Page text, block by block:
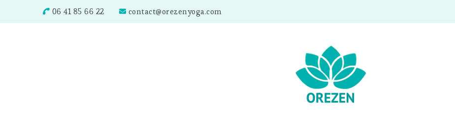
06 41 85 66 22 contact@orezenyoga.com